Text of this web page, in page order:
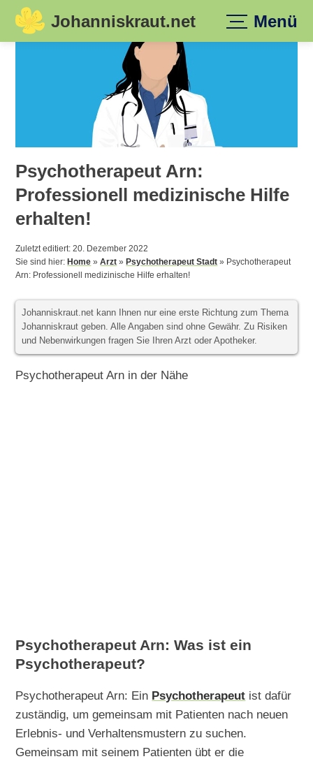
Skip
Johanniskraut.net Menü
Psychotherapeut Arn:
Professionell medizinische Hilfe
erhalten!
Zuletzt editiert: 20. Dezember 2022
Sie sind hier:Home »Arzt »Psychotherapeut Stadt » Psychotherapeut
Arn: Professionell medizinische Hilfe erhalten!
Johanniskraut.net kann Ihnen nur eine erste Richtung zum Thema
Johanniskraut geben. Alle Angaben sind ohne Gewähr. Zu Risiken
und Nebenwirkungen fragen Sie Ihren Arzt oder Apotheker.
Psychotherapeut Arn in der Nähe
Psychotherapeut Arn: Was ist ein
Psychotherapeut?
Psychotherapeut Arn: Ein Psychotherapeut ist dafür
zuständig, um gemeinsam mit Patienten nach neuen
Erlebnis- und Verhaltensmustern zu suchen.
Gemeinsam mit seinem Patienten übt er die